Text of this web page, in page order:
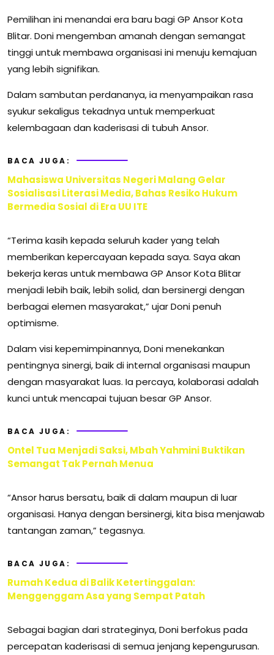
Pemilihan ini menandai era baru bagi GP Ansor Kota
Blitar. Doni mengemban amanah dengan semangat
tinggi untuk membawa organisasi ini menuju kemajuan
yang lebih signifikan.
Dalam sambutan perdananya, ia menyampaikan rasa
syukur sekaligus tekadnya untuk memperkuat
kelembagaan dan kaderisasi di tubuh Ansor.
BACA JUGA:
Mahasiswa Universitas Negeri Malang Gelar
Sosialisasi Literasi Media, Bahas Resiko Hukum
Bermedia Sosial di Era UU ITE
“Terima kasih kepada seluruh kader yang telah
memberikan kepercayaan kepada saya. Saya akan
bekerja keras untuk membawa GP Ansor Kota Blitar
menjadi lebih baik, lebih solid, dan bersinergi dengan
berbagai elemen masyarakat,” ujar Doni penuh
optimisme.
Dalam visi kepemimpinannya, Doni menekankan
pentingnya sinergi, baik di internal organisasi maupun
dengan masyarakat luas. Ia percaya, kolaborasi adalah
kunci untuk mencapai tujuan besar GP Ansor.
BACA JUGA:
Ontel Tua Menjadi Saksi, Mbah Yahmini Buktikan
Semangat Tak Pernah Menua
“Ansor harus bersatu, baik di dalam maupun di luar
organisasi. Hanya dengan bersinergi, kita bisa menjawab
tantangan zaman,” tegasnya.
BACA JUGA:
Rumah Kedua di Balik Ketertinggalan:
Menggenggam Asa yang Sempat Patah
Sebagai bagian dari strateginya, Doni berfokus pada
percepatan kaderisasi di semua jenjang kepengurusan.